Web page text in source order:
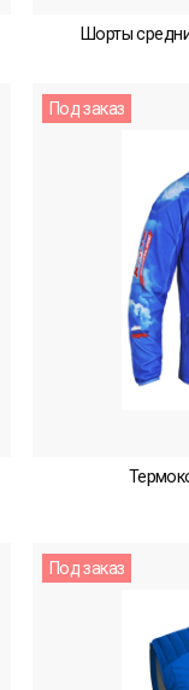
Шорты
Под заказ
Под заказ